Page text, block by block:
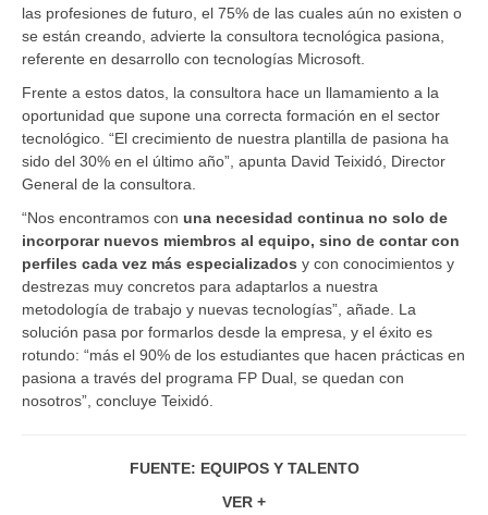
las profesiones de futuro, el 75% de las cuales aún no existen o
se están creando, advierte la consultora tecnológica pasiona,
referente en desarrollo con tecnologías Microsoft.
Frente a estos datos, la consultora hace un llamamiento a la
oportunidad que supone una correcta formación en el sector
tecnológico. “El crecimiento de nuestra plantilla de pasiona ha
sido del 30% en el último año”, apunta David Teixidó, Director
General de la consultora.
“Nos encontramos con una necesidad continua no solo de
incorporar nuevos miembros al equipo, sino de contar con
perfiles cada vez más especializados y con conocimientos y
destrezas muy concretos para adaptarlos a nuestra
metodología de trabajo y nuevas tecnologías”, añade. La
solución pasa por formarlos desde la empresa, y el éxito es
rotundo: “más el 90% de los estudiantes que hacen prácticas en
pasiona a través del programa FP Dual, se quedan con
nosotros”, concluye Teixidó.
FUENTE: EQUIPOS Y TALENTO
VER +